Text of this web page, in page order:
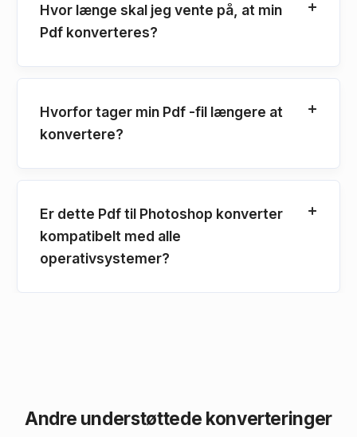
Hvor længe skal jeg vente på, at min
Pdf konverteres?
Hvorfor tager min Pdf -fil længere at
konvertere?
Er dette Pdf til Photoshop konverter
kompatibelt med alle
operativsystemer?
Andre understøttede konverteringer